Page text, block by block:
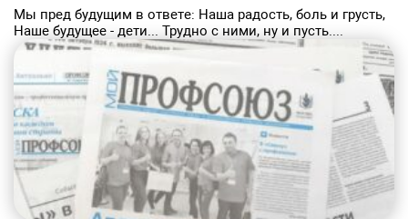
Мы пред будущим в ответе: Наша радость, боль и грусть,
Наше будущее - дети... Трудно с ними, ну и пусть....